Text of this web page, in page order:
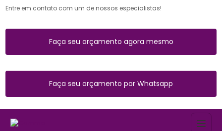
Entre em contato com um de nossos especialistas!
Faça seu orçamento agora mesmo
Faça seu orçamento por Whatsapp